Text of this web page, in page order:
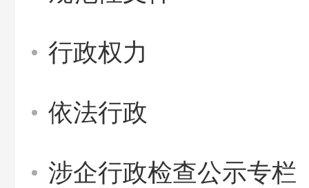
行政权力
依法行政
涉企行政检查公示专栏